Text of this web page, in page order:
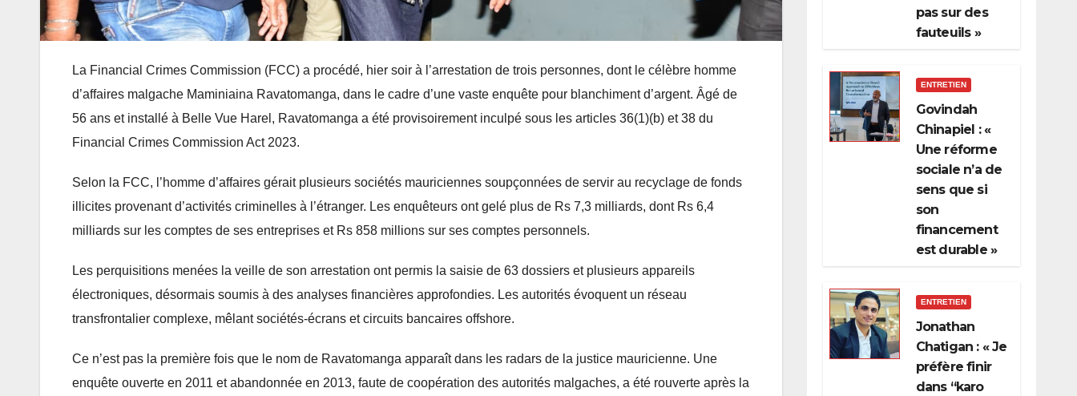
La Financial Crimes Commission (FCC) a procédé, hier soir à l’arrestation de trois personnes, dont le célèbre homme
d’affaires malgache Maminiaina Ravatomanga, dans le cadre d’une vaste enquête pour blanchiment d’argent. Âgé de
56 ans et installé à Belle Vue Harel, Ravatomanga a été provisoirement inculpé sous les articles 36(1)(b) et 38 du
Financial Crimes Commission Act 2023.
Selon la FCC, l’homme d’affaires gérait plusieurs sociétés mauriciennes soupçonnées de servir au recyclage de fonds
illicites provenant d’activités criminelles à l’étranger. Les enquêteurs ont gelé plus de Rs 7,3 milliards, dont Rs 6,4
milliards sur les comptes de ses entreprises et Rs 858 millions sur ses comptes personnels.
Les perquisitions menées la veille de son arrestation ont permis la saisie de 63 dossiers et plusieurs appareils
électroniques, désormais soumis à des analyses financières approfondies. Les autorités évoquent un réseau
transfrontalier complexe, mêlant sociétés-écrans et circuits bancaires offshore.
Ce n’est pas la première fois que le nom de Ravatomanga apparaît dans les radars de la justice mauricienne. Une
enquête ouverte en 2011 et abandonnée en 2013, faute de coopération des autorités malgaches, a été rouverte après la
pas sur des
fauteuils »
ENTRETIEN
Govindah
Chinapiel : «
Une réforme
sociale n’a de
sens que si
son
financement
est durable »
ENTRETIEN
Jonathan
Chatigan : « Je
préfère finir
dans “karo